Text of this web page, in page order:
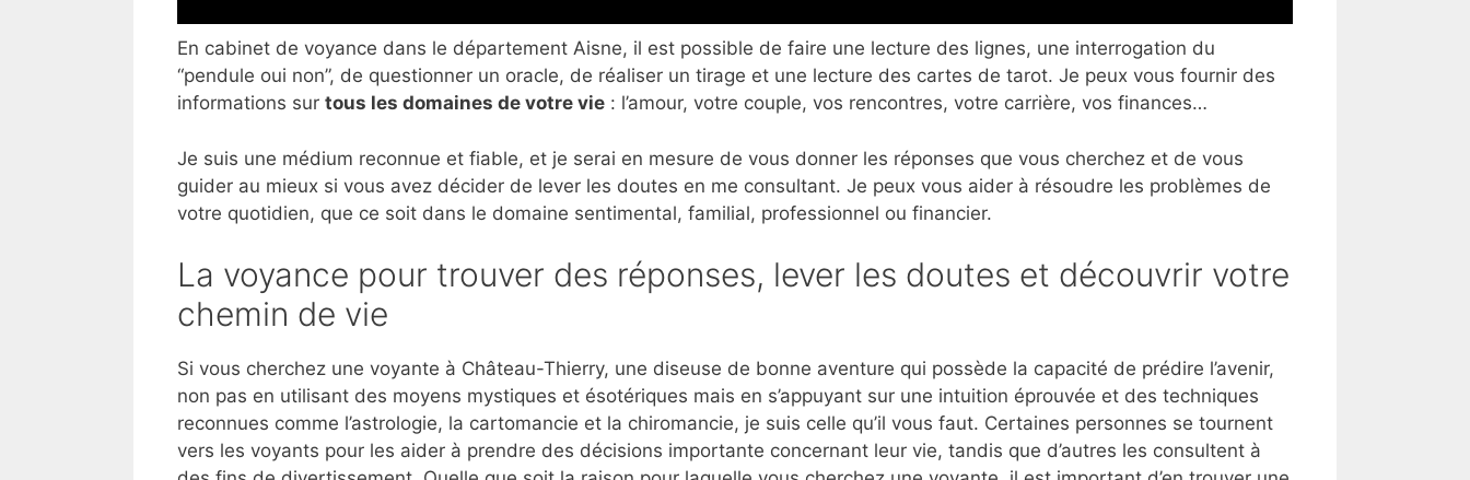
En cabinet de voyance dans le département Aisne, il est possible de faire une lecture des lignes, une interrogation du
“pendule oui non”, de questionner un oracle, de réaliser un tirage et une lecture des cartes de tarot. Je peux vous fournir des
informations sur tous les domaines de votre vie : l’amour, votre couple, vos rencontres, votre carrière, vos finances…
Je suis une médium reconnue et fiable, et je serai en mesure de vous donner les réponses que vous cherchez et de vous
guider au mieux si vous avez décider de lever les doutes en me consultant. Je peux vous aider à résoudre les problèmes de
votre quotidien, que ce soit dans le domaine sentimental, familial, professionnel ou financier.
La voyance pour trouver des réponses, lever les doutes et découvrir votre
chemin de vie
Si vous cherchez une voyante à Château-Thierry, une diseuse de bonne aventure qui possède la capacité de prédire l’avenir,
non pas en utilisant des moyens mystiques et ésotériques mais en s’appuyant sur une intuition éprouvée et des techniques
reconnues comme l’astrologie, la cartomancie et la chiromancie, je suis celle qu’il vous faut. Certaines personnes se tournent
vers les voyants pour les aider à prendre des décisions importante concernant leur vie, tandis que d’autres les consultent à